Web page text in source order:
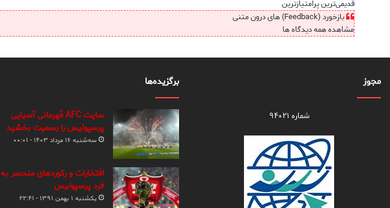
قدیمی‌ترینپرامتیازترین
بازخورد (Feedback) های درون متنی
مشاهده همه دیدگاه ها
مجوز
شماره ۹۴۰۲۱
برگزیده‌ها
سایت AFC قهرمانی آسیایی
پرسپولیس را رسمیت بخشید
سه‌شنبه ۱۶ مرداد ۱۴۰۳ - ۰۰:۰۱
افتخارات و رکوردهای منحصر به
فرد پرسپولیس
یکشنبه ۱ بهمن ۱۳۹۱ - ۲۲:۴۱